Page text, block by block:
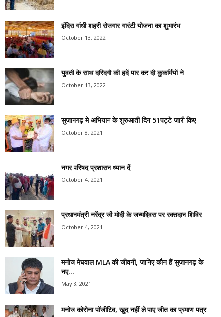
इंदिरा गांधी शहरी रोजगार गारंटी योजना का शुभारंभ
October 13, 2022
युवती के साथ दरिंदगी की हदें पार कर दी कुकर्मियों ने
October 13, 2022
सुजानगढ़ मे अभियान के शुरुआती दिन 51पट्टे जारी किए
October 8, 2021
नगर परिषद प्रशासन ध्यान दें
October 4, 2021
प्रधानमंत्री नरेंद्र जी मोदी के जन्मदिवस पर रक्तदान शिविर
October 4, 2021
मनोज मेघवाल MLA की जीवनी, जानिए कौन हैं सुजानगढ़ के
नए...
May 8, 2021
मनोज कोरोना पॉजीटिव, खुद नहीं ले पाए जीत का प्रमाण पत्र